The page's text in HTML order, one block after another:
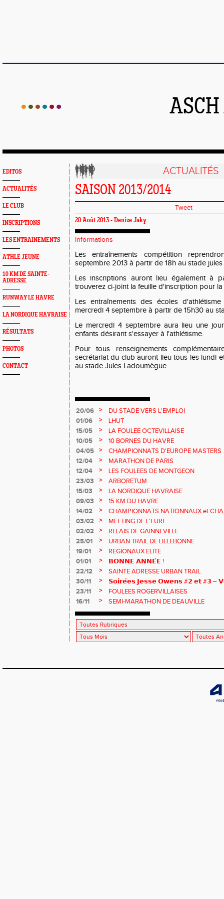
EDITOS
ACTUALITÉS
LE CLUB
INSCRIPTIONS
LES ENTRAINEMENTS
ATHLE JEUNE
10 KM DE SAINTE-
ADRESSE
RUNWAY LE HAVRE
LA NORDIQUE HAVRAISE
RÉSULTATS
PHOTOS
CONTACT
ACTUALITÉS
SAISON 2013/2014
Tweet
20 Août 2013 - Denize Jaky
Informations
Les entraînements compétition
septembre 2013 à partir de 18h au stade
Les inscriptions auront lieu également à
trouverez ci-joint la feuille d'inscription pour la
Les entraînements des écoles
mercredi 4 septembre à partir de 15h30 au
Le mercredi 4 septembre aura lieu une
enfants désirant s'essayer à l'athlétisme.
Pour tous renseignements
secrétariat du club auront lieu tous les lundi
au stade Jules Ladoumègue.
20/06 >
DU STADE VERS L'EMPLOI
01/06
>
LHUT
15/05
>
LA FOULEE OCTEVILLAISE
10/05
>
10 BORNES DU HAVRE
04/05
>
CHAMPIONNATS D'EUROPE MASTERS
12/04
>
MARATHON DE PARIS
12/04
>
LES FOULEES DE MONTGEON
23/03
>
ARBORETUM
15/03
>
LA NORDIQUE HAVRAISE
09/03
>
15 KM DU HAVRE
14/02
>
CHAMPIONNATS NATIONNAUX et
MASTERS
03/02 >
MEETING DE L'EURE
02/02
>
RELAIS DE GAINNEVILLE
25/01
>
URBAN TRAIL DE LILLEBONNE
19/01
>
REGIONAUX ELITE
01/01
>
𝗕𝗢𝗡𝗡𝗘 𝗔𝗡𝗡𝗘́𝗘 !
22/12
>
SAINTE ADRESSE URBAN TRAIL
30/11
>
𝗦𝗼𝗶𝗿𝗲́𝗲𝘀 𝗝𝗲𝘀𝘀𝗲 𝗢𝘄𝗲𝗻𝘀 #𝟮 𝗲𝘁 #𝟯 –
23/11
>
FOULEES ROGERVILLAISES
16/11
> SEMI-MARATHON DE DEAUVILLE